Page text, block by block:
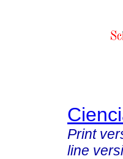
Print
line